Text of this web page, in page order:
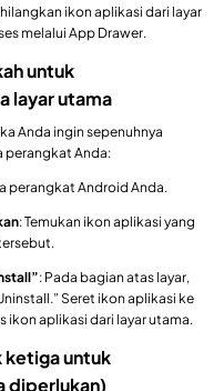
ikon aplikasi dari layar
melalui App Drawer.
untuk
layar utama
Anda ingin sepenuhnya
perangkat Anda:
perangkat Android Anda.
: Temukan ikon aplikasi yang
: Pada bagian atas layar,
Seret ikon aplikasi ke
ikon aplikasi dari layar utama.
ketiga untuk
diperlukan)